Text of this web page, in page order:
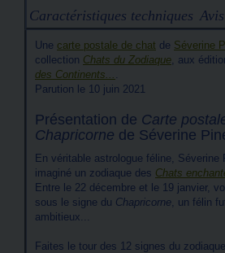
Caractéristiques techniques
Une carte postale de chat de Séverine
collection Chats du Zodiaque, aux
des Continents... .
Parution le 10 juin 2021
Présentation de Carte
Chapricorne de Séverine
En véritable astrologue féline, Séverine
imaginé un zodiaque des Chats
Entre le 22 décembre et le 19 janvier,
sous le signe du Chapricorne, un félin
ambitieux...
Faites le tour des 12 signes du